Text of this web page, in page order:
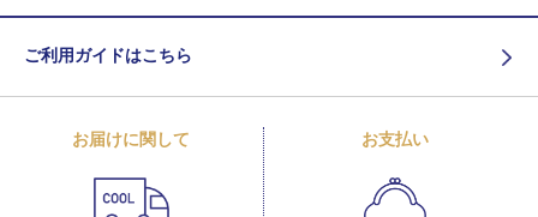
ご利用ガイドはこちら
お届けに関して お支払い